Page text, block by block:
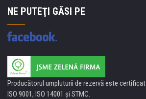
NE PUTEŢI GĂSI PE
Producătorul umpluturii de rezervă este certificat
ISO 9001, ISO 14001 şi STMC.